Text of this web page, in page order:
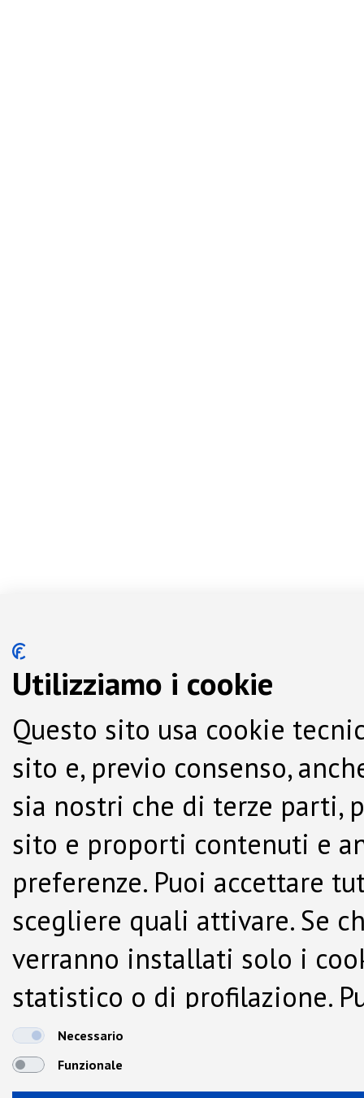
Utilizziamo i cookie
Questo sito usa cookie
sito e, previo consenso,
sia nostri che di terze parti,
sito e proporti contenuti e
preferenze. Puoi accettare
scegliere quali attivare. Se
verranno installati solo i
statistico o di profilazione.
dalla Cookie Policy.
Necessario
Funzionale